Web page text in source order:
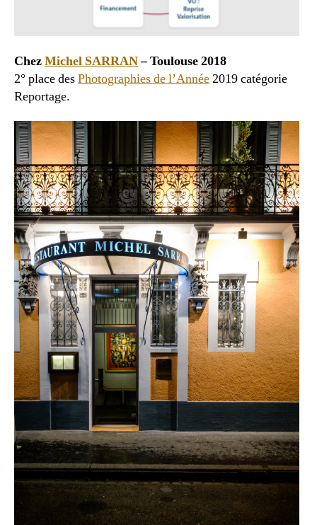
ChezMichel SARRAN– Toulouse 2018
2° place desPhotographies de l’Année2019 catégorie
Reportage.